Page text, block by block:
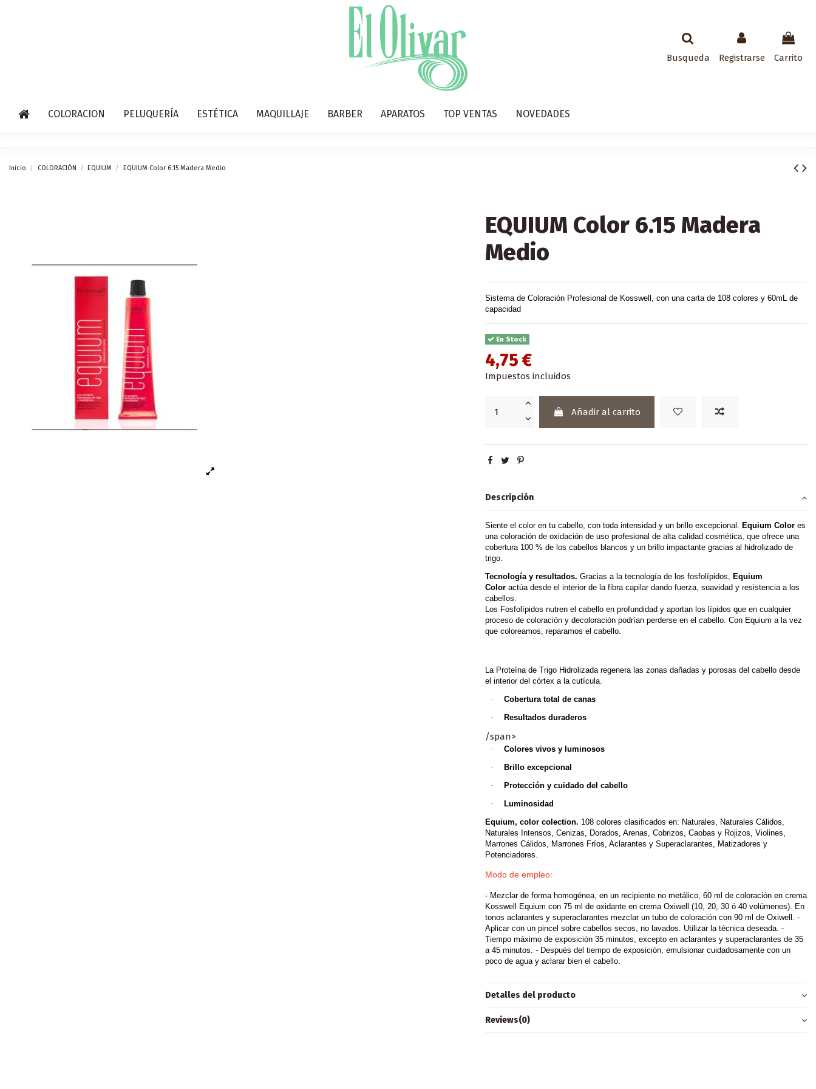
Busqueda Registrarse Carrito
COLORACION PELUQUERÍA ESTÉTICA MAQUILLAJE BARBER APARATOS TOP VENTAS NOVEDADES
Inicio COLORACIÓN EQUIUM EQUIUM Color 6.15 Madera Medio
EQUIUM Color 6.15 Madera
Medio
Sistema de Coloración Profesional de Kosswell, con una carta de 108 colores y 60mL de
capacidad
En Stock
4,75 €
Impuestos incluidos
Añadir al carrito
Descripción
Siente el color en tu cabello, con toda intensidad y un brillo excepcional. Equium Color es
una coloración de oxidación de uso profesional de alta calidad cosmética, que ofrece una
cobertura 100 % de los cabellos blancos y un brillo impactante gracias al hidrolizado de
trigo.
Tecnología y resultados. Gracias a la tecnología de los fosfolípidos, Equium
Coloractúa desde el interior de la fibra capilar dando fuerza, suavidad y resistencia a los
cabellos.
Los Fosfolípidos nutren el cabello en profundidad y aportan los lípidos que en cualquier
proceso de coloración y decoloración podrían perderse en el cabello. Con Equium a la vez
que coloreamos, reparamos el cabello.
La Proteína de Trigo Hidrolizada regenera las zonas dañadas y porosas del cabello desde
el interior del córtex a la cutícula.
·
Cobertura total de canas
·
Resultados duraderos
/span>
·
Colores vivos y luminosos
·
Brillo excepcional
·
Protección y cuidado del cabello
·
Luminosidad
Equium, color colection. 108 colores clasificados en: Naturales, Naturales Cálidos,
Naturales Intensos, Cenizas, Dorados, Arenas, Cobrizos, Caobas y Rojizos, Violines,
Marrones Cálidos, Marrones Fríos, Aclarantes y Superaclarantes, Matizadores y
Potenciadores.
Modo de empleo:
- Mezclar de forma homogénea, en un recipiente no metálico, 60 ml de coloración en crema
Kosswell Equium con 75 ml de oxidante en crema Oxiwell (10, 20, 30 ó 40 volúmenes). En
tonos aclarantes y superaclarantes mezclar un tubo de coloración con 90 ml de Oxiwell. -
Aplicar con un pincel sobre cabellos secos, no lavados. Utilizar la técnica deseada. -
Tiempo máximo de exposición 35 minutos, excepto en aclarantes y superaclarantes de 35
a 45 minutos. - Después del tiempo de exposición, emulsionar cuidadosamente con un
poco de agua y aclarar bien el cabello.
Detalles del producto
Reviews(0)